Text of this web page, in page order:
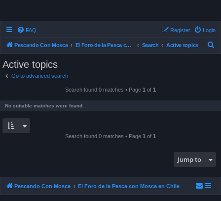
FAQ Login
Register
Pescando Con Mosca El Foro de la Pesca con Mosca en Chile Search Active topics
Active topics
Go to advanced search
Search found 0 matches • Page 1 of 1
No suitable matches were found.
Search found 0 matches • Page 1 of 1
Jump to
Pescando Con Mosca El Foro de la Pesca con Mosca en Chile